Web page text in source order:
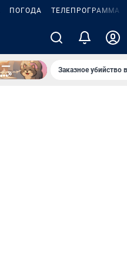
ПОГОДА ТЕЛЕПРОГРАММА
Заказное убийство